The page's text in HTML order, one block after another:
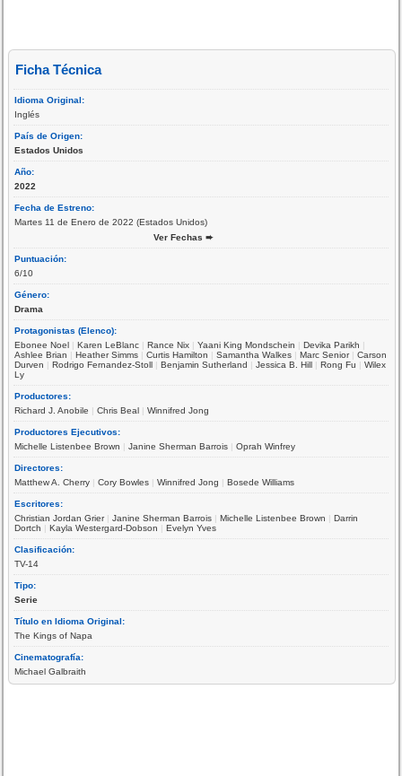
Ficha Técnica
Idioma Original:
Inglés
País de Origen:
Estados Unidos
Año:
2022
Fecha de Estreno:
Martes 11 de Enero de 2022 (Estados Unidos)
Ver Fechas ➨
Puntuación:
6/10
Género:
Drama
Protagonistas (Elenco):
Ebonee Noel |Karen LeBlanc |Rance Nix |Yaani King Mondschein |Devika Parikh |
Ashlee Brian |Heather Simms |Curtis Hamilton |Samantha Walkes |Marc Senior|Carson
Durven |Rodrigo Fernandez-Stoll |Benjamin Sutherland |Jessica B. Hill |Rong Fu |Wilex
Ly
Productores:
Richard J. Anobile |Chris Beal |Winnifred Jong
Productores Ejecutivos:
Michelle Listenbee Brown |Janine Sherman Barrois |Oprah Winfrey
Directores:
Matthew A. Cherry |Cory Bowles |Winnifred Jong |Bosede Williams
Escritores:
Christian Jordan Grier|Janine Sherman Barrois |Michelle Listenbee Brown |Darrin
Dortch |Kayla Westergard-Dobson |Evelyn Yves
Clasificación:
TV-14
Tipo:
Serie
Título en Idioma Original:
The Kings of Napa
Cinematografía:
Michael Galbraith